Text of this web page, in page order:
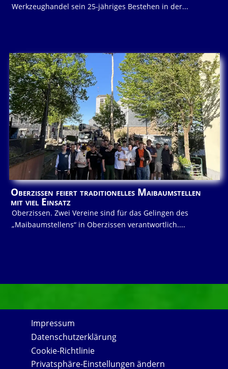
Werkzeughandel sein 25-jähriges Bestehen in der...
Oberzissen feiert traditionelles Maibaumstellen
mit viel Einsatz
Oberzissen. Zwei Vereine sind für das Gelingen des
„Maibaumstellens“ in Oberzissen verantwortlich....
Impressum
Datenschutzerklärung
Cookie-Richtlinie
Privatsphäre-Einstellungen ändern